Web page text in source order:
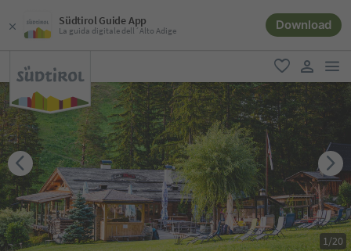
Südtirol Guide App
La guida digitale dell´Alto Adige Download
favoriti
user link
1/20